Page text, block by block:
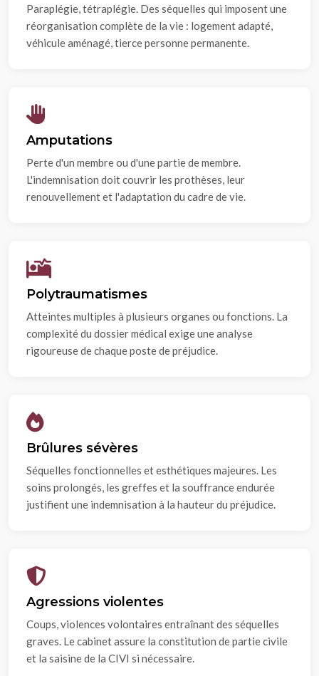
Paraplégie, tétraplégie. Des séquelles qui imposent une
réorganisation complète de la vie : logement adapté,
véhicule aménagé, tierce personne permanente.
Amputations
Perte d'un membre ou d'une partie de membre.
L'indemnisation doit couvrir les prothèses, leur
renouvellement et l'adaptation du cadre de vie.
Polytraumatismes
Atteintes multiples à plusieurs organes ou fonctions. La
complexité du dossier médical exige une analyse
rigoureuse de chaque poste de préjudice.
Brûlures sévères
Séquelles fonctionnelles et esthétiques majeures. Les
soins prolongés, les greffes et la souffrance endurée
justifient une indemnisation à la hauteur du préjudice.
Agressions violentes
Coups, violences volontaires entraînant des séquelles
graves. Le cabinet assure la constitution de partie civile
et la saisine de la CIVI si nécessaire.